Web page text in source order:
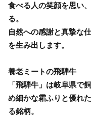
食べる人の笑顔を思い
る。
自然への感謝と真摯な
を生み出します。
養老ミートの飛騨牛
「飛騨牛」は岐阜県で
め細かな霜ふりと優れ
る銘柄。